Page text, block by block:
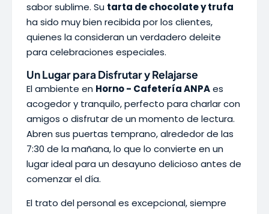
sabor sublime. Su tarta de chocolate y trufa
ha sido muy bien recibida por los clientes,
quienes la consideran un verdadero deleite
para celebraciones especiales.
Un Lugar para Disfrutar y Relajarse
El ambiente en Horno - Cafetería ANPAes
acogedor y tranquilo, perfecto para charlar con
amigos o disfrutar de un momento de lectura.
Abren sus puertas temprano, alrededor de las
7:30 de la mañana, lo que lo convierte en un
lugar ideal para un desayuno delicioso antes de
comenzar el día.
El trato del personal es excepcional, siempre